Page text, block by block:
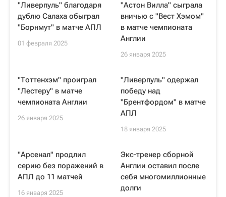
"Ливерпуль" благодаря
дублю Салаха обыграл
"Борнмут" в матче АПЛ
01 февраля 2025
"Астон Вилла" сыграла
вничью с "Вест Хэмом"
в матче чемпионата
Англии
26 января 2025
"Тоттенхэм" проиграл
"Лестеру" в матче
чемпионата Англии
26 января 2025
"Ливерпуль" одержал
победу над
"Брентфордом" в матче
АПЛ
18 января 2025
"Арсенал" продлил
серию без поражений в
АПЛ до 11 матчей
16 января 2025
Экс-тренер сборной
Англии оставил после
себя многомиллионные
долги